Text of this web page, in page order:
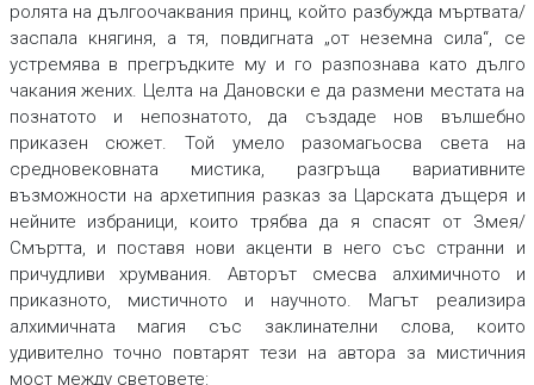
ролята на дългоочаквания принц, който разбужда мъртвата/
заспала княгиня, а тя, повдигната „от неземна сила“, се
устремява в прегръдките му и го разпознава като дълго
чакания жених. Целта на Дановски е да размени местата на
познатото и непознатото, да създаде нов вълшебно
приказен сюжет. Той умело разомагьосва света на
средновековната мистика, разгръща вариативните
възможности на архетипния разказ за Царската дъщеря и
нейните избраници, които трябва да я спасят от Змея/
Смъртта, и поставя нови акценти в него със странни и
причудливи хрумвания. Авторът смесва алхимичното и
приказното, мистичното и научното. Магът реализира
алхимичната магия със заклинателни слова, които
удивително точно повтарят тези на автора за мистичния
мост между световете: